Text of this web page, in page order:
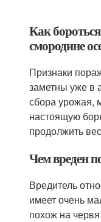
Как
смородине
Признаки
заметны уже в
сбора урожая,
настоящую
продолжить
Чем вреден
Вредитель
имеет очень
похож на